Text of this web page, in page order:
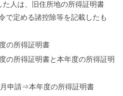
た人は、旧住所地の所得証明書
で定める諸控除等を記載したも
の所得証明書
所得証明書と本年度の所得証明
申請⇒本年度の所得証明書